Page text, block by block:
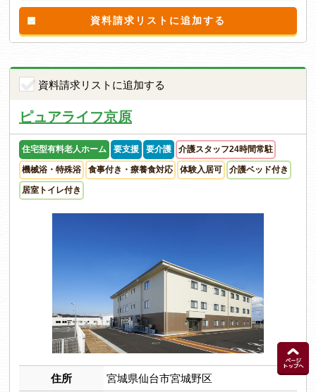
資料請求リストに追加する
資料請求リストに追加する
ピュアライフ京原
住宅型有料老人ホーム 要支援 要介護 介護スタッフ24時間常駐
機械浴・特殊浴 食事付き・療養食対応 体験入居可 介護ベッド付き
居室トイレ付き
住所 宮城県仙台市宮城野区